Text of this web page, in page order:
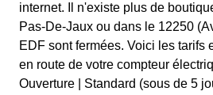
internet. Il n'existe plus de
Pas-De-Jaux ou dans le 12250
EDF sont fermées. Voici les tarifs
en route de votre compteur
Ouverture | Standard (sous de 5